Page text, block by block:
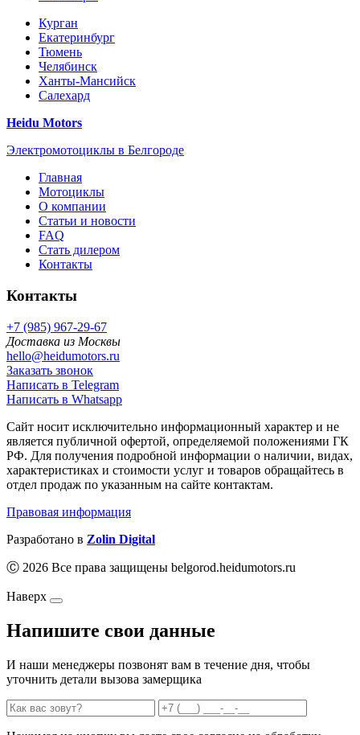
Курган
Екатеринбург
Тюмень
Челябинск
Ханты-Мансийск
Салехард
Heidu Motors
Электромотоциклы в Белгороде
Главная
Мотоциклы
О компании
Статьи и новости
FAQ
Стать дилером
Контакты
Контакты
+7 (985) 967-29-67
Доставка из Москвы
hello@heidumotors.ru
Заказать звонок
Написать в Telegram
Написать в Whatsapp
Сайт носит исключительно информационный характер и не
является публичной офертой, определяемой положениями ГК
РФ. Для получения подробной информации о наличии, видах,
характеристиках и стоимости услуг и товаров обращайтесь в
отдел продаж по указанным на сайте контактам.
Правовая информация
Разработано в Zolin Digital
Ⓒ 2026 Все права защищены belgorod.heidumotors.ru
Наверх
Напишите свои данные
И наши менеджеры позвонят вам в течение дня, чтобы
уточнить детали вызова замерщика